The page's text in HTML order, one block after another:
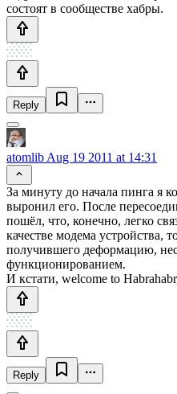
состоят в сообществе хабры.
Reply
atomlib Aug 19 2011 at 14:31
За минуту до начала пинга я
выронил его. После
пошёл, что, конечно, легко
качестве модема устройства,
получившего деформацию,
функционированием.
И кстати, welcome to
Reply